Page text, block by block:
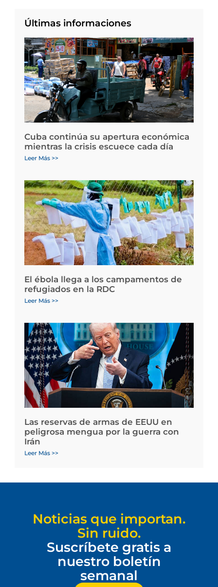
Últimas informaciones
Cuba continúa su apertura económica
mientras la crisis escuece cada día
Leer Más >>
El ébola llega a los campamentos de
refugiados en la RDC
Leer Más >>
Las reservas de armas de EEUU en
peligrosa mengua por la guerra con
Irán
Leer Más >>
Noticias que importan.
Sin ruido.
Suscríbete gratis a
nuestro boletín
semanal